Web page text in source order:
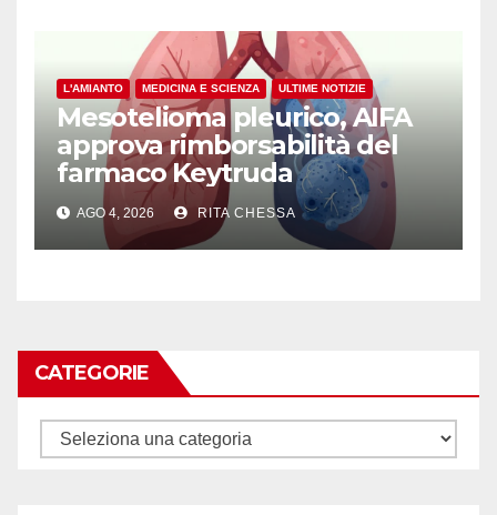
L'AMIANTO MEDICINA E SCIENZA ULTIME NOTIZIE
Mesotelioma pleurico, AIFA
approva rimborsabilità del
farmaco Keytruda
AGO 4, 2026 RITA CHESSA
CATEGORIE
Categorie